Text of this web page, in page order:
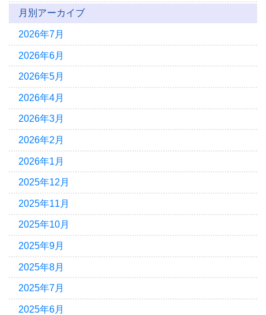
月別アーカイブ
2026年7月
2026年6月
2026年5月
2026年4月
2026年3月
2026年2月
2026年1月
2025年12月
2025年11月
2025年10月
2025年9月
2025年8月
2025年7月
2025年6月